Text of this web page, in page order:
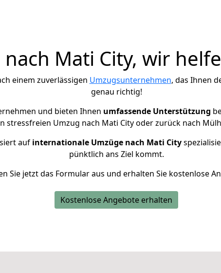
Mati City, wir
einem zuverlässigen Umzugsunternehmen, das Ihnen
genau richtig!
und bieten Ihnen umfassende Unterstützung
stressfreien Umzug nach Mati City oder zurück nach
auf internationale Umzüge nach Mati City
pünktlich ans Ziel kommt.
Sie jetzt das Formular aus und erhalten Sie kostenlose
Kostenlose Angebote erhalten